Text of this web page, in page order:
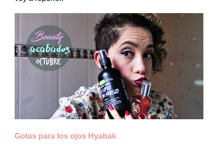
Gotas para los ojos Hyabak